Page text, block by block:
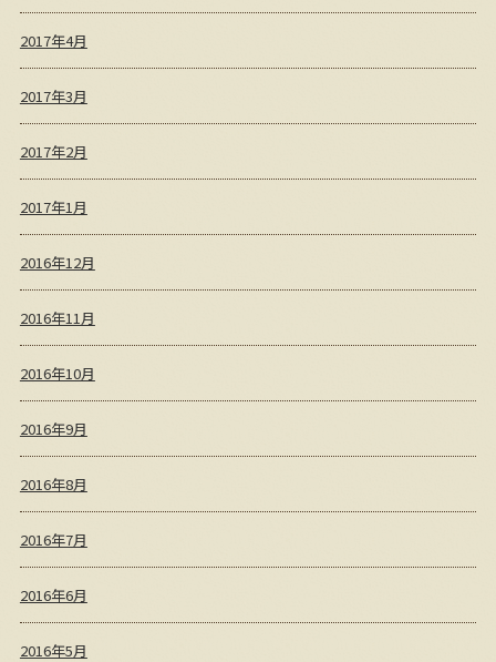
2017年4月
2017年3月
2017年2月
2017年1月
2016年12月
2016年11月
2016年10月
2016年9月
2016年8月
2016年7月
2016年6月
2016年5月